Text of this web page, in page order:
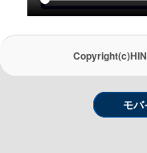
モバ